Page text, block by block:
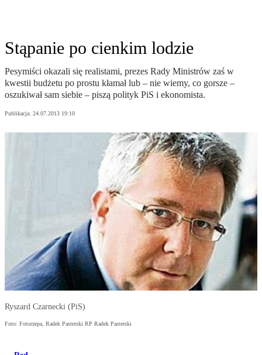
Stąpanie po cienkim lodzie
Pesymiści okazali się realistami, prezes Rady Ministrów zaś w
kwestii budżetu po prostu kłamał lub – nie wiemy, co gorsze –
oszukiwał sam siebie – piszą polityk PiS i ekonomista.
Publikacja: 24.07.2013 19:10
Ryszard Czarnecki (PiS)
Foto: Fotorzepa, Radek Pasterski RP Radek Pasterski